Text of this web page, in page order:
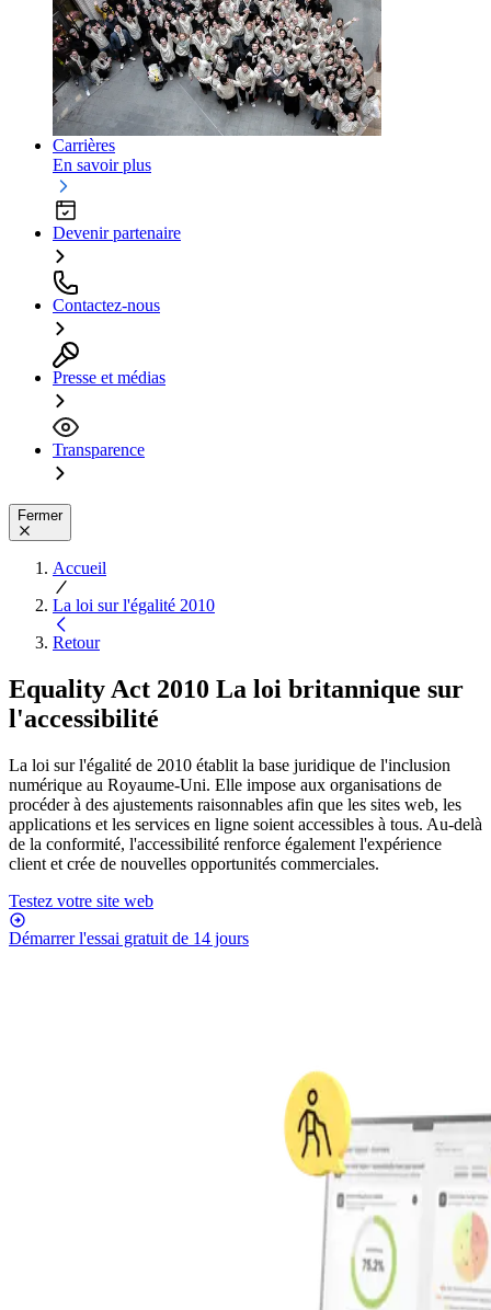
Carrières
En savoir plus
Devenir partenaire
Contactez-nous
Presse et médias
Transparence
Fermer
Accueil
La loi sur l'égalité 2010
Retour
Equality Act 2010 La loi britannique sur
l'accessibilité
La loi sur l'égalité de 2010 établit la base juridique de l'inclusion
numérique au Royaume-Uni. Elle impose aux organisations de
procéder à des ajustements raisonnables afin que les sites web, les
applications et les services en ligne soient accessibles à tous. Au-delà
de la conformité, l'accessibilité renforce également l'expérience
client et crée de nouvelles opportunités commerciales.
Testez votre site web
Démarrer l'essai gratuit de 14 jours